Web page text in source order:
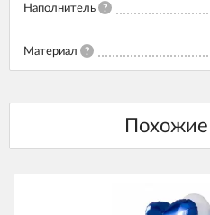
Наполнитель ?
Материал ?